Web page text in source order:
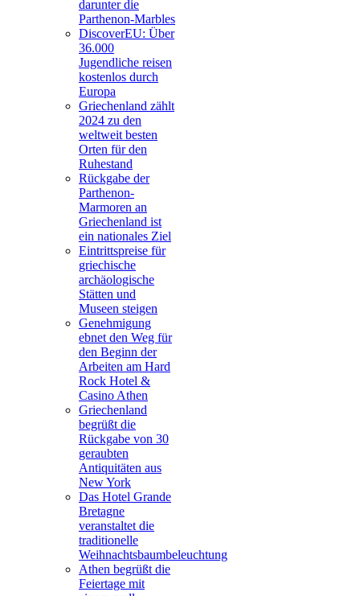
darunter die
Parthenon-Marbles
DiscoverEU: Über
36.000
Jugendliche reisen
kostenlos durch
Europa
Griechenland zählt
2024 zu den
weltweit besten
Orten für den
Ruhestand
Rückgabe der
Parthenon-
Marmoren an
Griechenland ist
ein nationales Ziel
Eintrittspreise für
griechische
archäologische
Stätten und
Museen steigen
Genehmigung
ebnet den Weg für
den Beginn der
Arbeiten am Hard
Rock Hotel &
Casino Athen
Griechenland
begrüßt die
Rückgabe von 30
geraubten
Antiquitäten aus
New York
Das Hotel Grande
Bretagne
veranstaltet die
traditionelle
Weihnachtsbaumbeleuchtung
Athen begrüßt die
Feiertage mit